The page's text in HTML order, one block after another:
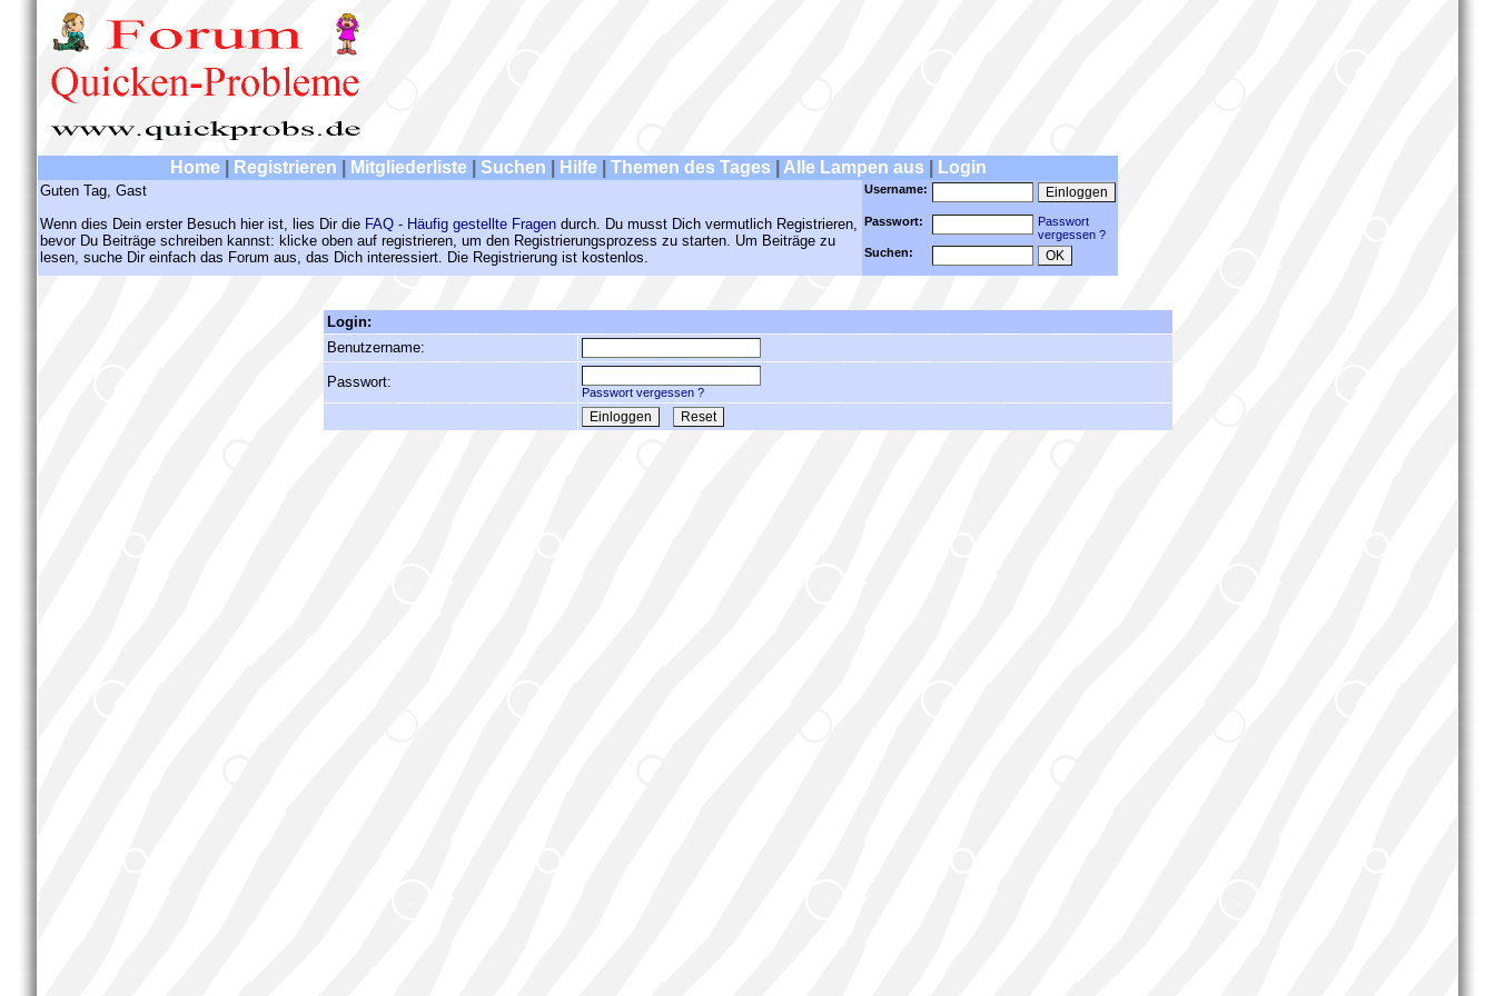
Home Registrieren Mitgliederliste Suchen Hilfe Themen des Tages Alle Lampen aus Login
Guten Tag, Gast
Wenn dies Dein erster Besuch hier ist, lies Dir die FAQ - Häufig gestellte Fragen durch. Du musst Dich vermutlich Registrieren,
bevor Du Beiträge schreiben kannst: klicke oben auf registrieren, um den Registrierungsprozess zu starten. Um Beiträge zu
lesen, suche Dir einfach das Forum aus, das Dich interessiert. Die Registrierung ist kostenlos.
Username:
Passwort:
Passwort
vergessen ?
Suchen:
Login:
Benutzername:
Passwort:
Passwort vergessen ?